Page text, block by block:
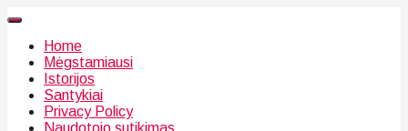
Home
Mėgstamiausi
Istorijos
Santykiai
Privacy Policy
Naudotojo sutikimas